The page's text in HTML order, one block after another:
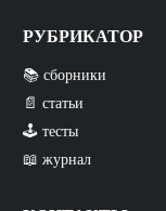
РУБРИКАТОР
📚 сборники
📄 статьи
🕹️ тесты
📖 журнал